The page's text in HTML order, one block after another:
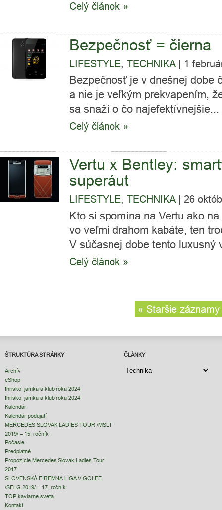
Celý článok »
Bezpečnosť = čierna
LIFESTYLE, TECHNIKA| 1
Bezpečnosť je v dnešnej dobe
a nie je veľkým prekvapením,
sa snaží o čo najefektívnejšie...
Celý článok »
Vertu x Bentley:
superáut
LIFESTYLE, TECHNIKA| 26
Kto si spomína na Vertu ako
vo veľmi drahom kabáte, ten
V súčasnej dobe tento luxusný
Celý článok »
« Staršie záznamy
ŠTRUKTÚRA STRÁNKY
Archív
eShop
Ihrisko, jamka a klub roka 2024
Ihrisko, jamka a klub roka 2024
Kalendár
Kalendár podujatí
MERCEDES SLOVAK LADIES TOUR /MSLT
2019/ – 15. ročník
Počasie
Predplatné
Propozície Mercedes Slovak Ladies Tour
2017
SLOVENSKÁ FIREMNÁ LIGA V GOLFE
/SFLG 2019/ – 17. ročník
TOP kaviarne sveta
Kontakt
ČLÁNKY
ČLÁNKY